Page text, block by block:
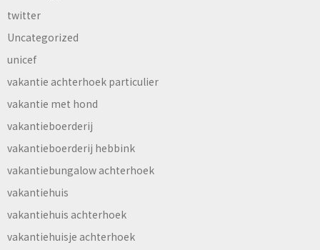
twitter
Uncategorized
unicef
vakantie achterhoek particulier
vakantie met hond
vakantieboerderij
vakantieboerderij hebbink
vakantiebungalow achterhoek
vakantiehuis
vakantiehuis achterhoek
vakantiehuisje achterhoek